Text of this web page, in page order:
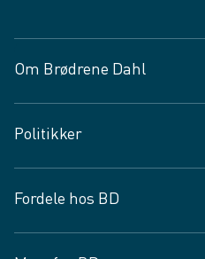
Om Brødrene Dahl
Vagttelefon 30 10 89 89
Spørgsmål og svar
Job og karriere
Fødevarekontrolrapport
Politikker
Privatlivspolitik
Cookies
Fordele hos BD